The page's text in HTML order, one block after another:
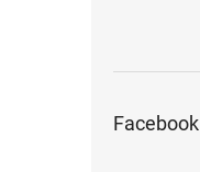
Facebook